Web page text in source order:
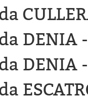
DENIA
DENIA